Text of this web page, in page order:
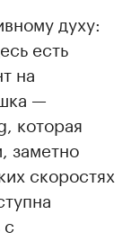
духу:
есть
на
—
которая
заметно
скоростях